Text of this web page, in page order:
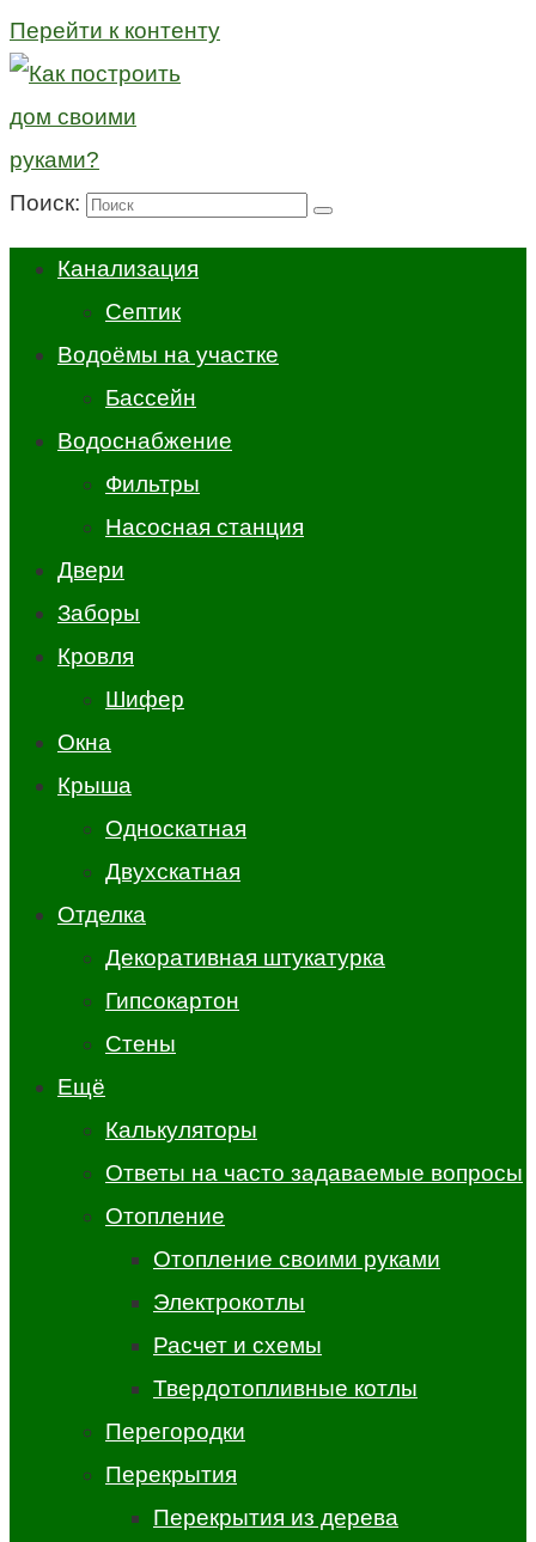
Перейти к контенту
Поиск:
Канализация
Септик
Водоёмы на участке
Бассейн
Водоснабжение
Фильтры
Насосная станция
Двери
Заборы
Кровля
Шифер
Окна
Крыша
Односкатная
Двухскатная
Отделка
Декоративная штукатурка
Гипсокартон
Стены
Ещё
Калькуляторы
Ответы на часто задаваемые вопросы
Отопление
Отопление своими руками
Электрокотлы
Расчет и схемы
Твердотопливные котлы
Перегородки
Перекрытия
Перекрытия из дерева